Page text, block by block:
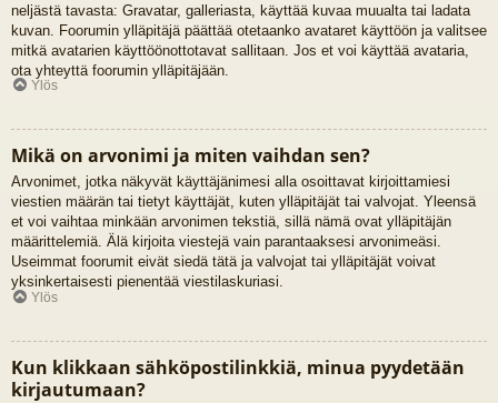
neljästä tavasta: Gravatar, galleriasta, käyttää kuvaa muualta tai ladata
kuvan. Foorumin ylläpitäjä päättää otetaanko avataret käyttöön ja valitsee
mitkä avatarien käyttöönottotavat sallitaan. Jos et voi käyttää avataria,
ota yhteyttä foorumin ylläpitäjään.
Ylös
Mikä on arvonimi ja miten vaihdan sen?
Arvonimet, jotka näkyvät käyttäjänimesi alla osoittavat kirjoittamiesi
viestien määrän tai tietyt käyttäjät, kuten ylläpitäjät tai valvojat. Yleensä
et voi vaihtaa minkään arvonimen tekstiä, sillä nämä ovat ylläpitäjän
määrittelemiä. Älä kirjoita viestejä vain parantaaksesi arvonimeäsi.
Useimmat foorumit eivät siedä tätä ja valvojat tai ylläpitäjät voivat
yksinkertaisesti pienentää viestilaskuriasi.
Ylös
Kun klikkaan sähköpostilinkkiä, minua pyydetään
kirjautumaan?